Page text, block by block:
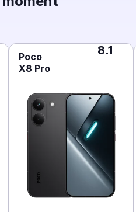
Poco
X8 Pro
8.1